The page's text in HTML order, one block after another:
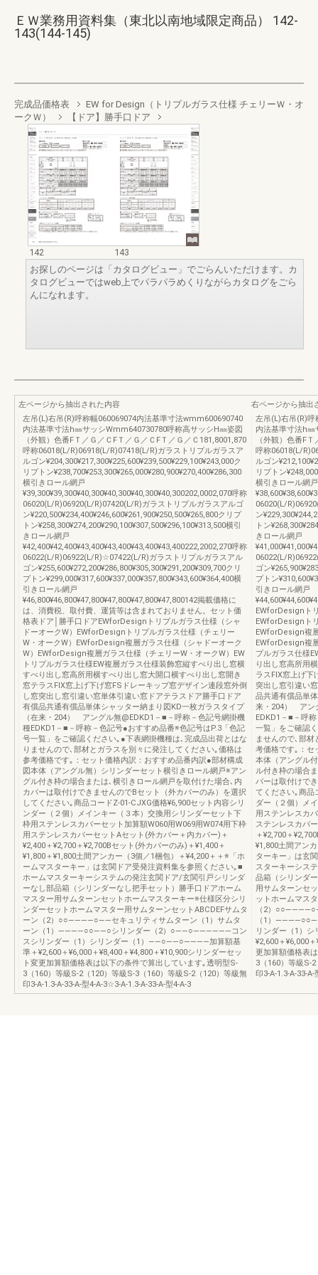
ＥＷ業務用資料集（東北以南地域限定商品） 142-
143(144-145)
完成品価格表
EW for Design（トリプルガラス仕様 チェリーＷ・オ
ークＷ）
【ドア】勝手口ドア
142
143
お探しのページは「カタログビュー」でごらんいただけます。カ
タログビューではweb上でパラパラめくりながらカタログをごら
んになれます。
左ページから抽出された内容
左吊(L)右吊(R)呼称幅060069074内法基準寸法wmm600690740
内法基準寸法h㎜サッシWmm640730780呼称高サッシH㎜姿図
（外観）色番FＴ／Ｇ／ＣFＴ／Ｇ／ＣFＴ／Ｇ／Ｃ181,8001,870
呼称06018(L/R)06918(L/R)07418(L/R)ガラストリプルガラスア
ルゴン¥204,300¥217,300¥225,600¥239,500¥229,100¥243,000ク
リプトン¥238,700¥253,300¥265,000¥280,900¥270,400¥286,300
横引きロール網戸
¥39,300¥39,300¥40,300¥40,300¥40,300¥40,300202,0002,070呼称
06020(L/R)06920(L/R)07420(L/R)ガラストリプルガラスアルゴ
ン¥220,500¥234,400¥246,600¥261,900¥250,500¥265,800クリプ
トン¥258,300¥274,200¥290,100¥307,500¥296,100¥313,500横引
きロール網戸
¥42,400¥42,400¥43,400¥43,400¥43,400¥43,400222,2002,270呼称
06022(L/R)06922(L/R)☆07422(L/R)ガラストリプルガラスアル
ゴン¥255,600¥272,200¥286,800¥305,300¥291,200¥309,700クリ
プトン¥299,000¥317,600¥337,000¥357,800¥343,600¥364,400横
引きロール網戸
¥46,800¥46,800¥47,800¥47,800¥47,800¥47,800142掲載価格に
は、消費税、取付費、運賃等は含まれておりません。セット価
格表ドア│勝手口ドアEWforDesignトリプルガラス仕様（シャ
ドーオークW）EWforDesignトリプルガラス仕様（チェリー
W・オークW）EWforDesign複層ガラス仕様（シャドーオーク
W）EWforDesign複層ガラス仕様（チェリーW・オークW）EW
トリプルガラス仕様EW複層ガラス仕様装飾窓縦すべり出し窓横
すべり出し窓高所用横すべり出し窓大開口横すべり出し窓開き
窓テラスFIX窓上げ下げ窓FSドレーキップ窓デザイン連段窓外倒
し窓突出し窓引違い窓単体引違い窓ドアテラスドア勝手口ドア
有償品共通有償品単体シャッター納まり図KD一枚ガラスタイプ
（在来・204） アングル無@EDKD1－■－呼称－色記号網掛機
種EDKD1－■－呼称－色記号●おすすめ品番※色記号はP.3「色記
号一覧」をご確認ください｡●下表網掛機種は､完成品出荷とはな
りませんので､部材とガラスを別々に発注してください｡価格は
参考価格です｡：セット価格内訳：おすすめ品番内訳●部材構成
図本体（アングル無）シリンダーセット横引きロール網戸※アン
グル付き枠の場合または､横引きロール網戸を取付けた場合､内
カバーは取付けできませんのでBセット（外カバーのみ）を選択
してください｡商品コードZ-01-CJXG価格¥6,900セット内容シリ
ンダー（２個）メインキー（３本）交換用シリンダーセット下
枠用ステンレスカバーセット加算額W060用W069用W074用下枠
用ステンレスカバーセットAセット(外カバー＋内カバー)＋
¥2,400＋¥2,700＋¥2,700Bセット(外カバーのみ)＋¥1,400＋
¥1,800＋¥1,800土間アンカー（3個／1梱包）＋¥4,200＋＋※「ホ
ームマスターキー」は玄関ドア受発注資料集を参照ください｡■
ホームマスターキーシステムの発注玄関ドア/玄関引戸シリンダ
ーなし部品箱（シリンダーなし把手セット）勝手口ドアホーム
マスター用サムターンセットホームマスターキー※仕様区分シリ
ンダーセットホームマスター用サムターンセットABCDEFサムタ
ーン（2）○○――――○――セキュリティサムターン（1）サムタ
ーン（1）――――○○――○シリンダー（2）○――○――――――コン
スシリンダー（1）シリンダー（1）――○――○――――加算額基
準＋¥2,600＋¥6,000＋¥8,400＋¥4,800＋¥10,900シリンダーセッ
ト変更加算額価格表は以下の条件で算出しています｡透明型S-
3（160）等級S-2（120）等級S-3（160）等級S-2（120）等級無
印3-A-1.3-A-33-A-型4-A-3☆3-A-1.3-A-33-A-型4-A-3
右ページから抽出
左吊(L)右吊(R)呼
内法基準寸法h
（外観）色番F
呼称06018(L/
ルゴン
リプトン
横引きロール網戸
06020(L/
ン
トン
きロール網戸
06022(L/
ゴン
プトン
引きロール網戸
EWforDesignト
EWforDesignト
EWforDesign複
EWforDesign複
プルガラス仕様
り出し窓高所用
ラスFIX窓上げ下
突出し窓引違い
品共通有償品単
来・204） アン
EDKD1－■－呼
一覧」をご確認
ませんので､部
考価格です｡：セ
本体（アングル
ル付き枠の場合
バーは取付けで
てください｡商品
ダー（２個）メ
用ステンレスカ
ステンレスカバ
＋¥2,700＋
¥1,800土間アン
ターキー」は玄
スターキーシス
品箱（シリンダ
用サムターンセ
ットホームマス
（2）
（1）
リンダー（1）
¥2,600＋¥6,000
更加算額価格表
3（160）等級S-
印3-A-1.3-A-33-